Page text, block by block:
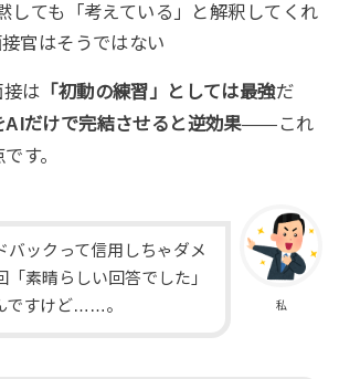
しても「考えている」と解釈してくれ
官はそうではない
接は 「初動の練習」としては最強だ
AIだけで完結させると逆効果——これ
す。
私
バックって信用しちゃダメ
「素晴らしい回答でした」
ですけど……。